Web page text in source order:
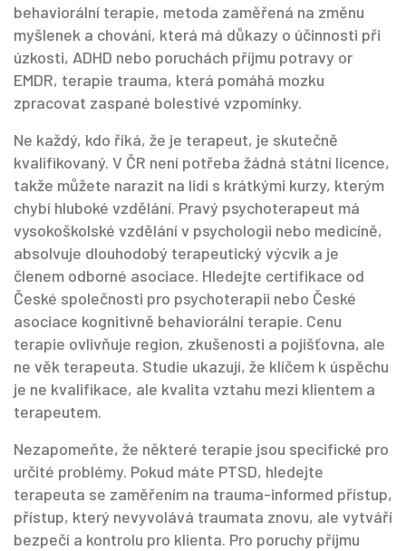
behaviorální terapie, metoda zaměřená na změnu
myšlenek a chování, která má důkazy o účinnosti při
úzkosti, ADHD nebo poruchách příjmu potravy or
EMDR, terapie trauma, která pomáhá mozku
zpracovat zaspané bolestivé vzpomínky.
Ne každý, kdo říká, že je terapeut, je skutečně
kvalifikovaný. V ČR není potřeba žádná státní licence,
takže můžete narazit na lidi s krátkými kurzy, kterým
chybí hluboké vzdělání. Pravý psychoterapeut má
vysokoškolské vzdělání v psychologii nebo medicíně,
absolvuje dlouhodobý terapeutický výcvik a je
členem odborné asociace. Hledejte certifikace od
České společnosti pro psychoterapii nebo České
asociace kognitivně behaviorální terapie. Cenu
terapie ovlivňuje region, zkušenosti a pojišťovna, ale
ne věk terapeuta. Studie ukazují, že klíčem k úspěchu
je ne kvalifikace, ale kvalita vztahu mezi klientem a
terapeutem.
Nezapomeňte, že některé terapie jsou specifické pro
určité problémy. Pokud máte PTSD, hledejte
terapeuta se zaměřením na trauma-informed přístup,
přístup, který nevyvolává traumata znovu, ale vytváří
bezpečí a kontrolu pro klienta. Pro poruchy příjmu